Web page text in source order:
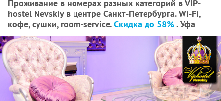
Проживание в номерах разных категорий в VIP-
hostel Nevskiy в центре Санкт-Петербурга. Wi-Fi,
кофе, сушки, room-service.Скидка до 58%. Уфа